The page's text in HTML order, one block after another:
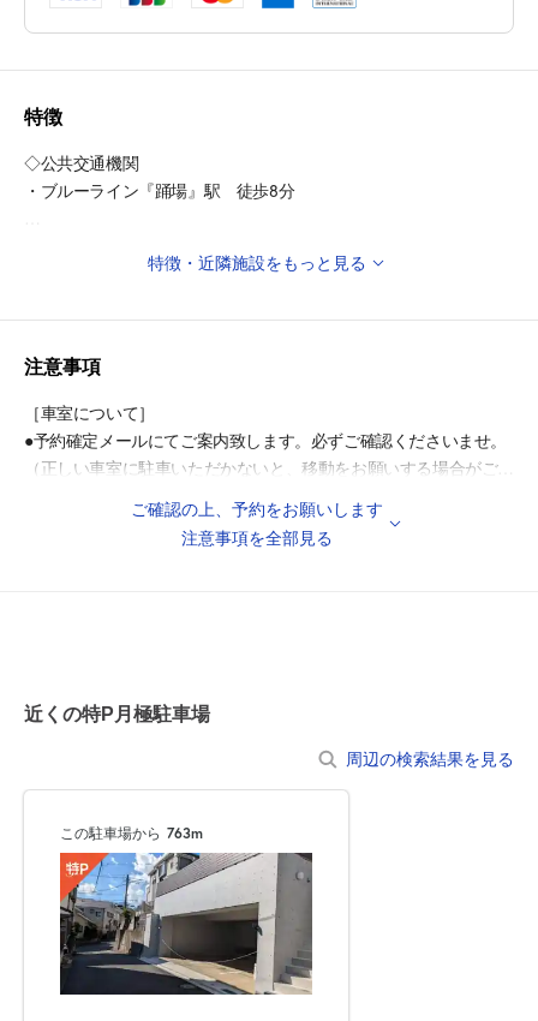
特徴
◇公共交通機関
・ブルーライン『踊場』駅 徒歩8分
・しらゆり公園 徒歩11分
・谷矢部池公園 徒歩1分
・横浜市立矢部小学校 徒歩3分
・しらかば幼稚園 徒歩8分
特徴・近隣施設をもっと見る
注意事項
［車室について］
●予約確定メールにてご案内致します。必ずご確認くださいませ。
（正しい車室に駐車いただかないと、移動をお願いする場合がござ
●契約者専用駐車場になりますので、必ず指定の車室に駐車してく
●表記の車室サイズは、駐車可能サイズではございません。
乗り降りのスペースをご考慮のうえ、ご予約ください。
●駐車場内での空ぶかしやアイドリング、駐車場内で騒ぐこと、た
むろすることは絶対におやめ下さい。
●入出庫の際は歩行者等に十分お気を付けください。
ご確認の上、予約をお願いします
注意事項を全部見る
近くの特P月極駐車場
周辺の検索結果を見る
この駐車場から 763m